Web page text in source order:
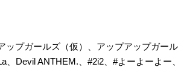
プガールズ（仮）、アップアップガー
Devil ANTHEM.、#2i2、#よーよーよー